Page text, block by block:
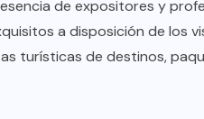
de expositores y
a disposición de los
turísticas de destinos,